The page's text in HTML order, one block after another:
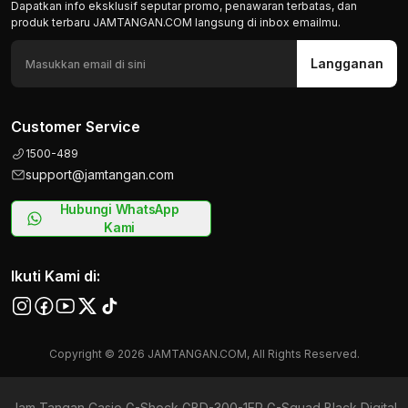
Dapatkan info eksklusif seputar promo, penawaran terbatas, dan
produk terbaru JAMTANGAN.COM langsung di inbox emailmu.
Langganan
Customer Service
1500-489
support@jamtangan.com
Hubungi WhatsApp
Kami
Ikuti Kami di:
Copyright © 2026 JAMTANGAN.COM, All Rights Reserved.